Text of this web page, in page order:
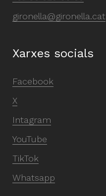
gironella@gironella.cat
Xarxes socials
Facebook
X
Intagram
YouTube
TikTok
Whatsapp